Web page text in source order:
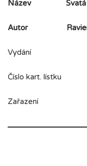
Název
Autor
Vydání
Číslo kart. lístku
Zařazení